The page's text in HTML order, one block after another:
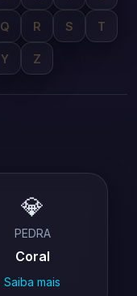
Q R S T
Y Z
💎
PEDRA
Coral
Saiba mais